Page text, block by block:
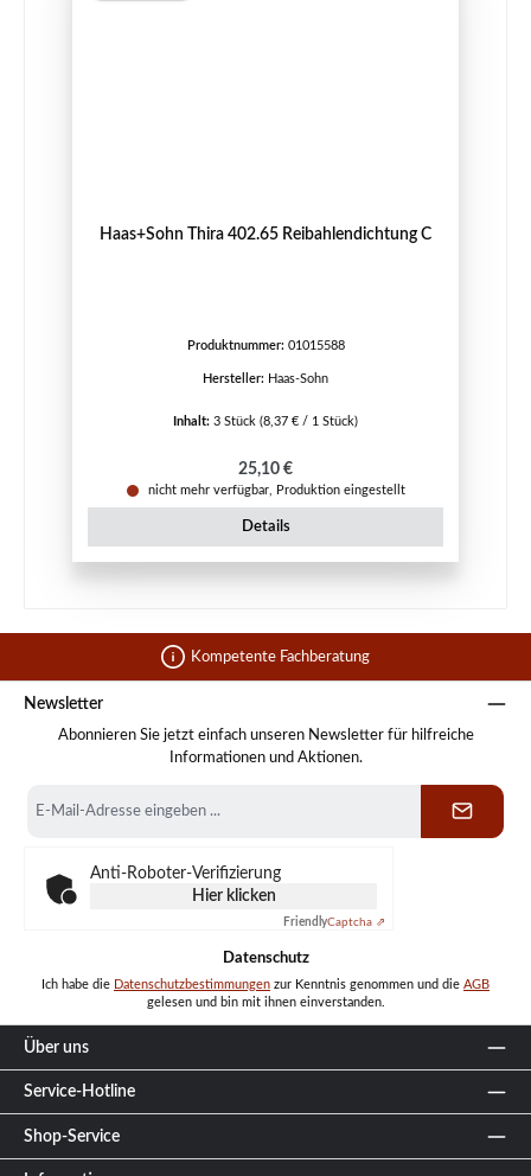
Haas+Sohn Thira 402.65 Reibahlendichtung C
Produktnummer: 01015588
Hersteller: Haas-Sohn
Inhalt: 3 Stück (8,37 € / 1 Stück)
Regulärer Preis:
25,10 €
nicht mehr verfügbar, Produktion eingestellt
Details
Kompetente Fachberatung
Newsletter
Abonnieren Sie jetzt einfach unseren Newsletter für hilfreiche
Informationen und Aktionen.
Mail-
Anti-Roboter-Verifizierung
Hier klicken
FriendlyCaptcha ⇗
Datenschutz
Ich habe die Datenschutzbestimmungen zur Kenntnis genommen und die AGB
gelesen und bin mit ihnen einverstanden.
Über uns
Service-Hotline
Shop-Service